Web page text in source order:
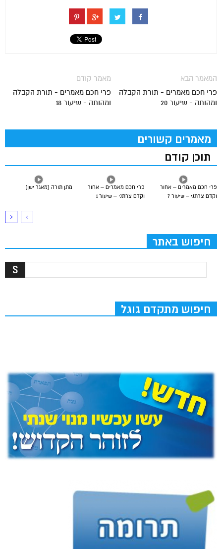
מאמר קודם
פרי חכם מאמרים - תורת הקבלה
ומהותה - שיעור 18
המאמר הבא
פרי חכם מאמרים - תורת הקבלה
ומהותה - שיעור 20
מאמרים קשורים
תוכן קודם
מתן תורה (מאגר ישן)
פרי חכם מאמרים – אחור
וקדם צרתני – שיעור 1
פרי חכם מאמרים – אחור
וקדם צרתני – שיעור 7
חיפוש באתר
חיפוש מתקדם גוגל